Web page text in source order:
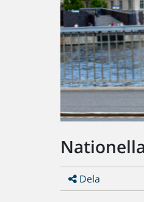
Dela